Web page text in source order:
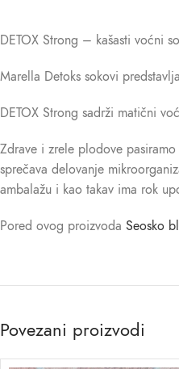
DETOX Strong – kašasti voćni
Marella Detoks sokovi
DETOX Strong sadrži matični
Zdrave i zrele plodove
sprečava delovanje
ambalažu i kao takav ima rok
Pored ovog proizvoda Seosko
Povezani proizvodi